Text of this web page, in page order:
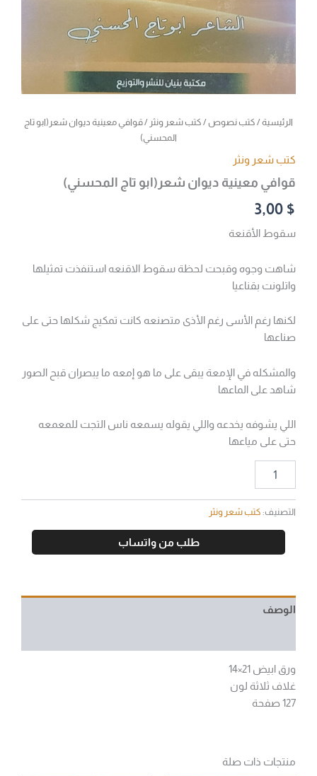
الرئيسية/ كتب نصوص / كتب شعر ونثر / قوافي معينية ديوان شعر(ابو تاج
المحسني)
كتب شعر ونثر
قوافي معينية ديوان شعر(ابو تاج المحسني)
3,00 $
سقوط الأقنعة
شاهت وجوه وقبحت لحظة سقوط الاقنعه استنفذت تمثيلها
واتلونت بقناعيا
لكنها رغم الأسى رغم الأذى متصنعه كانت تمكيج شكلها حتى على
صناعها
والمشكله في الإمعة يبقى على ما هو إمعه ما يبصران قبح الصور
شاهد على الماعها
اللي يشوفه يخدعه واللي يقوله يسمعه ناس التجت للمعمعه
حتى على مياعها
التصنيف: كتب شعر ونثر
طلب من واتساب
الوصف
ورق ابيض 21×14
غلاف ثلاثة لون
127 صفحة
منتجات ذات صلة